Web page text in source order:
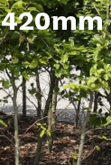
420mm